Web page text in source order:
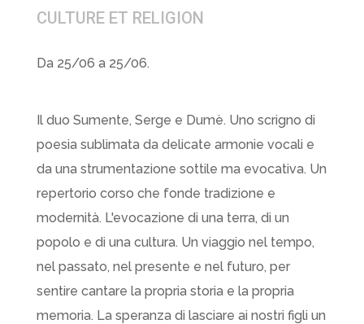
CULTURE ET RELIGION
Da 25/06 a 25/06.
Il duo Sumente, Serge e Dumè. Uno scrigno di
poesia sublimata da delicate armonie vocali e
da una strumentazione sottile ma evocativa. Un
repertorio corso che fonde tradizione e
modernità. L'evocazione di una terra, di un
popolo e di una cultura. Un viaggio nel tempo,
nel passato, nel presente e nel futuro, per
sentire cantare la propria storia e la propria
memoria. La speranza di lasciare ai nostri figli un